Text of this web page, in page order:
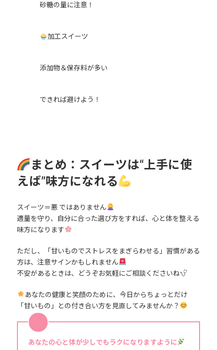
砂糖の量に注意！
加工スイーツ
添加物＆保存料が多い
できれば避けよう！
まとめ：スイーツは“上手に使
えば”味方になれる
スイーツ＝悪 ではありません
適量を守り、自分に合った選び方をすれば、心と体を整える
味方になります
ただし、「甘いものでストレスをまぎらわせる」習慣がある
方は、注意サインかもしれません
不安があるときは、どうぞお気軽にご相談くださいね
あなたの健康と笑顔のために、今日からちょっとだけ
「甘いもの」との付き合い方を見直してみませんか？
あなたの心と体が少しでもラクになりますように